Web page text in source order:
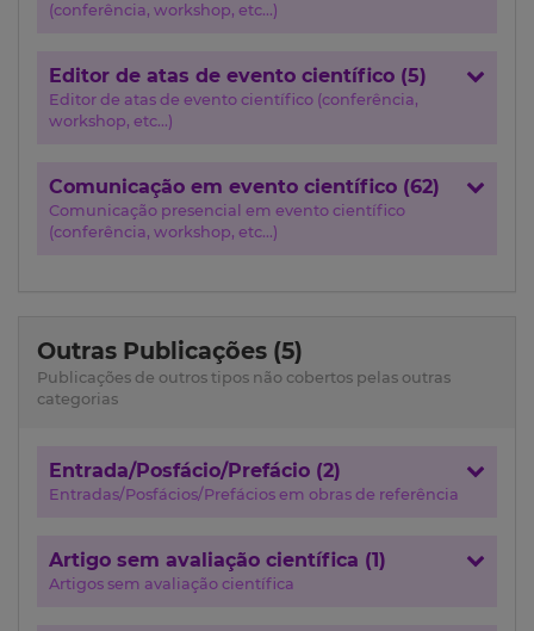
(conferência, workshop, etc...)
Editor de atas de evento científico (5)
Editor de atas de evento científico (conferência,
workshop, etc...)
Comunicação em evento científico (62)
Comunicação presencial em evento científico
(conferência, workshop, etc...)
Outras Publicações (5)
Publicações de outros tipos não cobertos pelas outras
categorias
Entrada/Posfácio/Prefácio (2)
Entradas/Posfácios/Prefácios em obras de referência
Artigo sem avaliação científica (1)
Artigos sem avaliação científica